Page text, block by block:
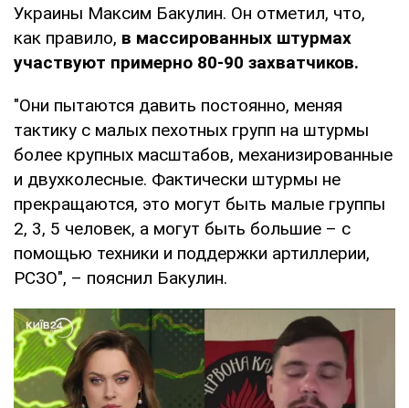
Украины Максим Бакулин. Он отметил, что,
как правило, в массированных штурмах
участвуют примерно 80-90 захватчиков.
"Они пытаются давить постоянно, меняя
тактику с малых пехотных групп на штурмы
более крупных масштабов, механизированные
и двухколесные. Фактически штурмы не
прекращаются, это могут быть малые группы
2, 3, 5 человек, а могут быть большие – с
помощью техники и поддержки артиллерии,
РСЗО", – пояснил Бакулин.